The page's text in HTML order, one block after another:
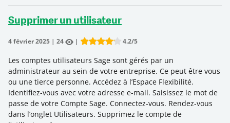
Supprimer un utilisateur
4 février 2025 | 24 |
Rate this item:
4.2/5
Les comptes utilisateurs Sage sont gérés par un
administrateur au sein de votre entreprise. Ce peut être vous
ou une tierce personne. Accédez à l’Espace Flexibilité.
Identifiez-vous avec votre adresse e-mail. Saisissez le mot de
passe de votre Compte Sage. Connectez-vous. Rendez-vous
dans l’onglet Utilisateurs. Supprimez le compte de